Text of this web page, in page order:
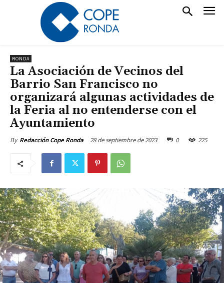
RONDA
La Asociación de Vecinos del
Barrio San Francisco no
organizará algunas actividades de
la Feria al no entenderse con el
Ayuntamiento
By Redacción Cope Ronda 28 de septiembre de 2023 0 225